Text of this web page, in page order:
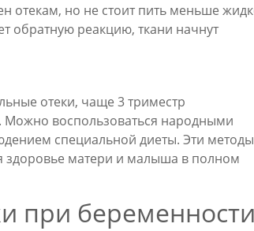
отекам, но не стоит пить меньше
обратную реакцию, ткани начнут
отеки, чаще 3 триместр
Можно воспользоваться народными
специальной диеты. Эти методы
здоровье матери и малыша в полном
при